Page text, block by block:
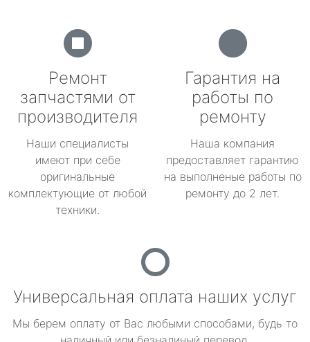
Ремонт
запчастями от
производителя
Наши специалисты
имеют при себе
оригинальные
комплектующие от любой
техники.
Гарантия на
работы по
ремонту
Наша компания
предоставляет гарантию
на выполненые работы по
ремонту до 2 лет.
Универсальная оплата наших услуг
Мы берем оплату от Вас любыми способами, будь то